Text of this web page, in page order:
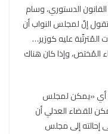
الدستوري، وسام
70 من الدستور تقول إنّ لمجلس النواب أن
المُترتّبة عليه كوزير…
المُختص، وإذا كان هناك
أي «يمكن لمجلس
للقضاء العدلي أن
إحالته إلى مجلس